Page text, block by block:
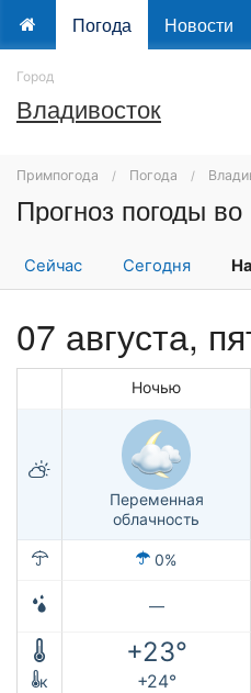
Погода Новости
Город
Владивосток
Примпогода Погода
Прогноз погоды
Сейчас Сегодня
07 августа,
Ночью
Переменная
облачность
0%
—
+23°
к +24°